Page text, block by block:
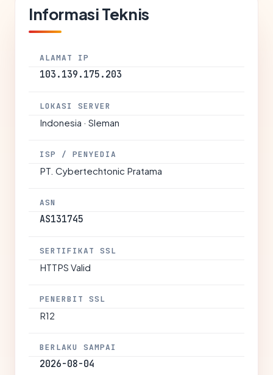
Informasi Teknis
ALAMAT IP
103.139.175.203
LOKASI SERVER
Indonesia · Sleman
ISP / PENYEDIA
PT. Cybertechtonic Pratama
ASN
AS131745
SERTIFIKAT SSL
HTTPS Valid
PENERBIT SSL
R12
BERLAKU SAMPAI
2026-08-04